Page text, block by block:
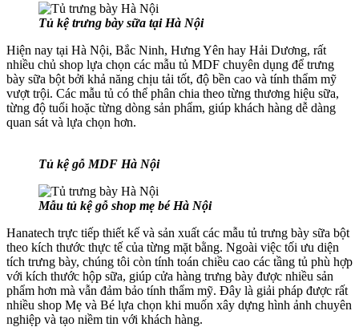
Tủ kệ trưng bày sữa tại Hà Nội
Hiện nay tại Hà Nội, Bắc Ninh, Hưng Yên hay Hải Dương, rất
nhiều chủ shop lựa chọn các mẫu tủ MDF chuyên dụng để trưng
bày sữa bột bởi khả năng chịu tải tốt, độ bền cao và tính thẩm mỹ
vượt trội. Các mẫu tủ có thể phân chia theo từng thương hiệu sữa,
từng độ tuổi hoặc từng dòng sản phẩm, giúp khách hàng dễ dàng
quan sát và lựa chọn hơn.
Tủ kệ gỗ MDF Hà Nội
Mẫu tủ kệ gỗ shop mẹ bé Hà Nội
Hanatech trực tiếp thiết kế và sản xuất các mẫu tủ trưng bày sữa bột
theo kích thước thực tế của từng mặt bằng. Ngoài việc tối ưu diện
tích trưng bày, chúng tôi còn tính toán chiều cao các tầng tủ phù hợp
với kích thước hộp sữa, giúp cửa hàng trưng bày được nhiều sản
phẩm hơn mà vẫn đảm bảo tính thẩm mỹ. Đây là giải pháp được rất
nhiều shop Mẹ và Bé lựa chọn khi muốn xây dựng hình ảnh chuyên
nghiệp và tạo niềm tin với khách hàng.